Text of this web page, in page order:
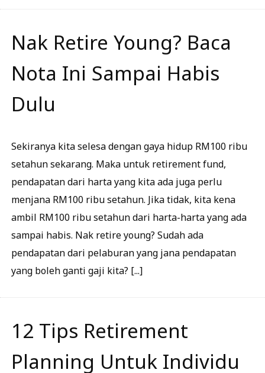
Nak Retire Young? Baca
Nota Ini Sampai Habis
Dulu
Sekiranya kita selesa dengan gaya hidup RM100 ribu
setahun sekarang. Maka untuk retirement fund,
pendapatan dari harta yang kita ada juga perlu
menjana RM100 ribu setahun. Jika tidak, kita kena
ambil RM100 ribu setahun dari harta-harta yang ada
sampai habis. Nak retire young? Sudah ada
pendapatan dari pelaburan yang jana pendapatan
yang boleh ganti gaji kita? [...]
12 Tips Retirement
Planning Untuk Individu